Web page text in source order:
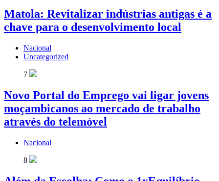
Matola: Revitalizar indústrias antigas é a
chave para o desenvolvimento local
Nacional
Uncategorized
7
Novo Portal do Emprego vai ligar jovens
moçambicanos ao mercado de trabalho
através do telemóvel
Nacional
8